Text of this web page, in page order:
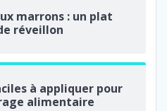
marrons : un plat
réveillon
à appliquer pour
alimentaire